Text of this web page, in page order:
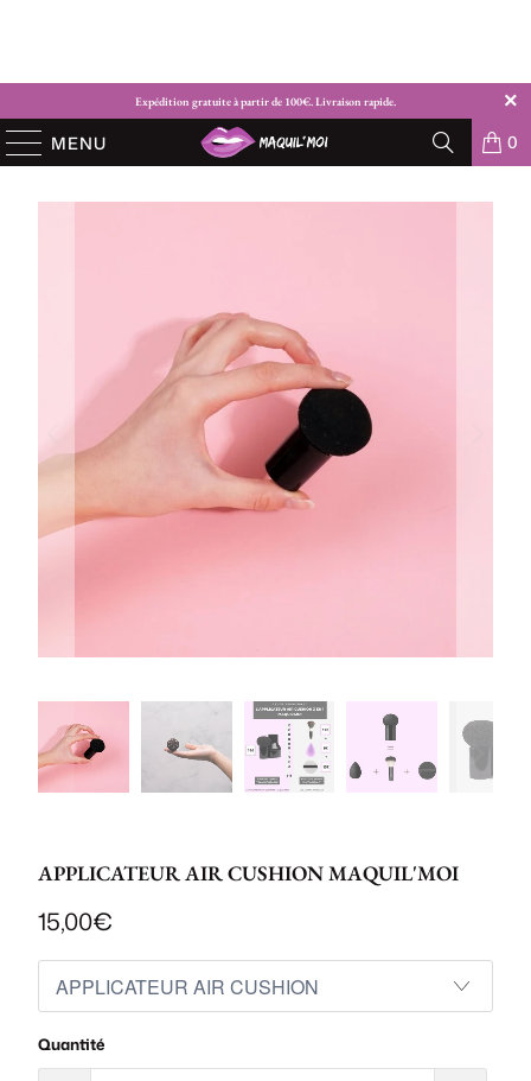
Expédition gratuite à partir de 100€. Livraison rapide.
MENU 0
APPLICATEUR AIR CUSHION MAQUIL'MOI
15,00€
Quantité